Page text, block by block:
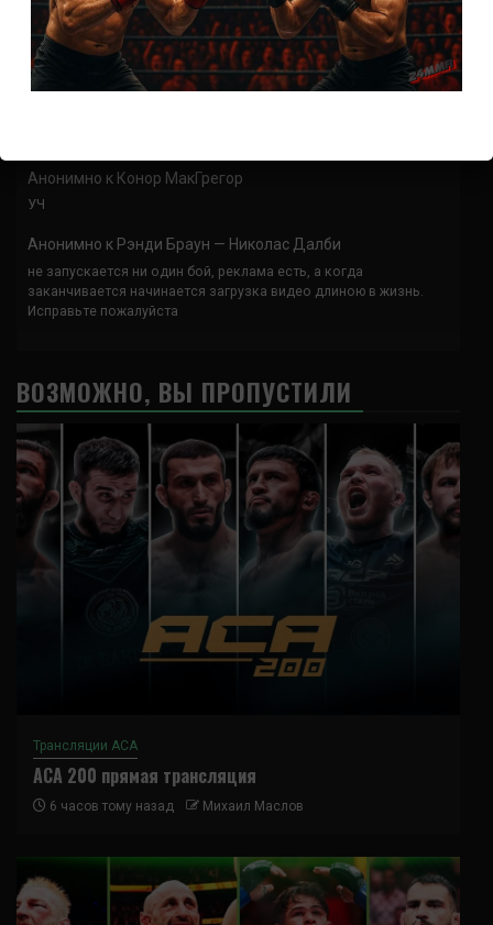
Спасибо что выложили этот супер техничный бой
Анонимнок UFC 324 прямая трансляция
А как смотреть с ноутбука?
Анонимно к Конор МакГрегор
УЧ
Анонимно к Рэнди Браун — Николас Далби
не запускается ни один бой, реклама есть, а когда
заканчивается начинается загрузка видео длиною в жизнь.
Исправьте пожалуйста
ВОЗМОЖНО, ВЫ ПРОПУСТИЛИ
Трансляции ACA
ACA 200 прямая трансляция
6 часов тому назад Михаил Маслов